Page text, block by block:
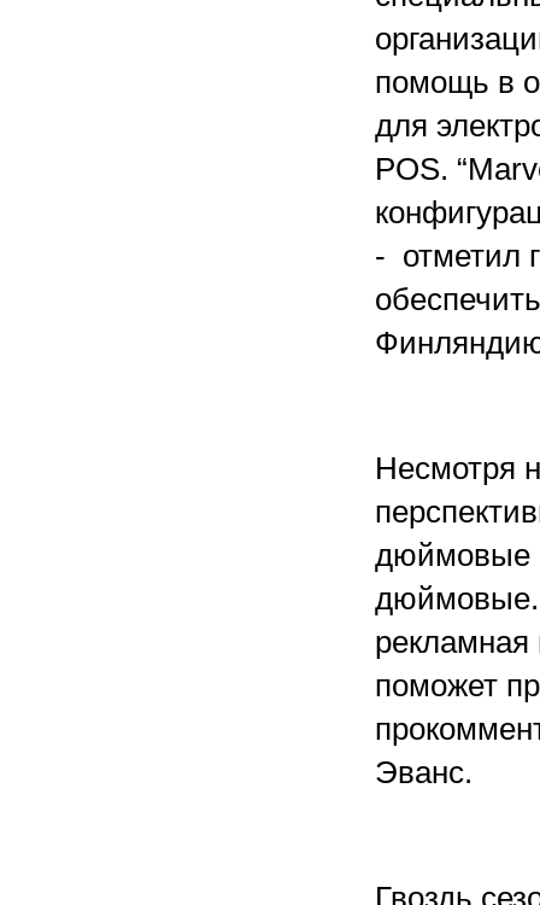
помощь в
для
POS.
- отметил
Финляндию
Несмотря
дюймовые
дюймовые.
рекламная
поможет
Эванс.
Гвоздь